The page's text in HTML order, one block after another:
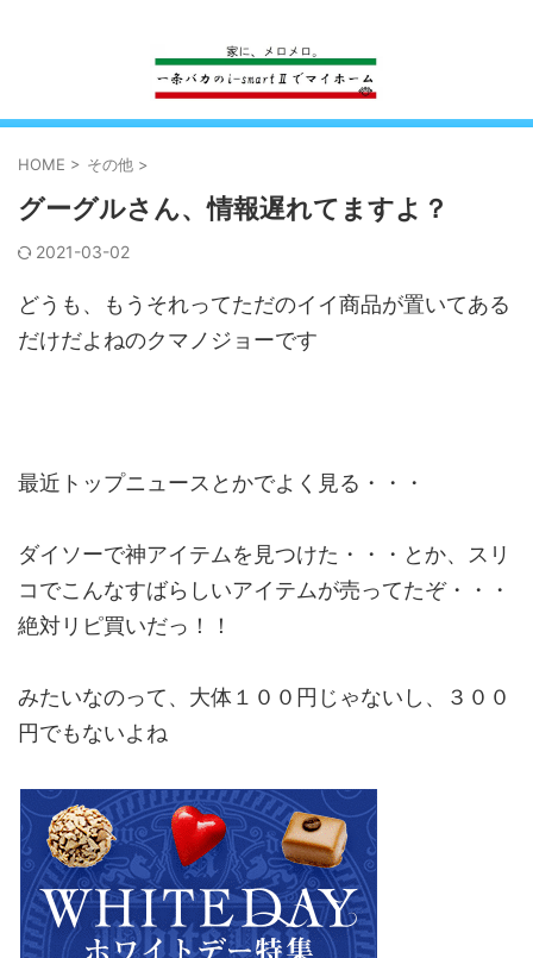
HOME > その他 >
グーグルさん、情報遅れてますよ？
2021-03-02
どうも、もうそれってただのイイ商品が置いてある
だけだよねのクマノジョーです
最近トップニュースとかでよく見る・・・
ダイソーで神アイテムを見つけた・・・とか、スリ
コでこんなすばらしいアイテムが売ってたぞ・・・
絶対リピ買いだっ！！
みたいなのって、大体１００円じゃないし、３００
円でもないよね